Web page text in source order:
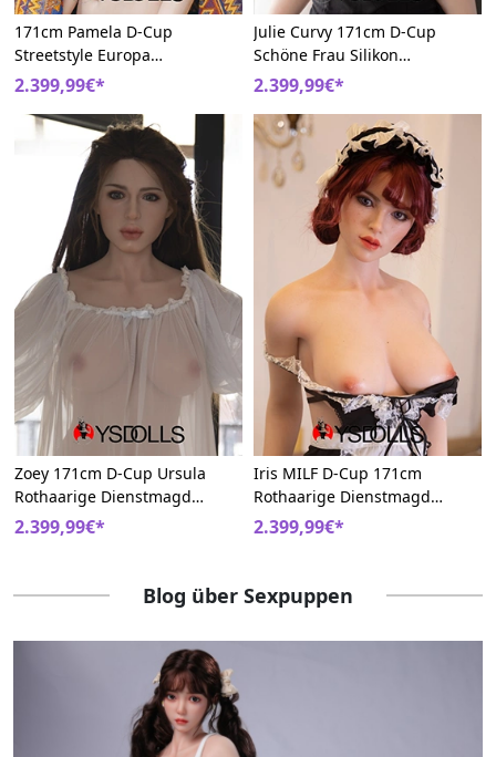
171cm Pamela D-Cup
Streetstyle Europa
Kurvenreich Silikon Model
MILF Real Dolls
2.399,99€*
Julie Curvy 171cm D-Cup
Schöne Frau Silikon
Verführerisch Real Doll
2.399,99€*
Zoey 171cm D-Cup Ursula
Rothaarige Dienstmagd
Silikon Europäisch MILF
Sexpuppen
2.399,99€*
Iris MILF D-Cup 171cm
Rothaarige Dienstmagd
Silikon Ruchlose Agentin Big
Boobs Real Doll
2.399,99€*
Blog über Sexpuppen